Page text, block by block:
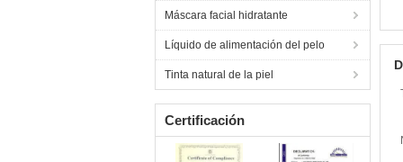
Máscara facial hidratante
Líquido de alimentación del pelo
Tinta natural de la piel
Certificación